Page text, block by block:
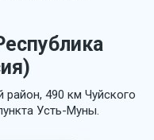
490 км Чуйского
Усть-Муны.